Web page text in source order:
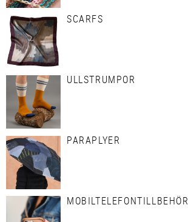
SCARFS
ULLSTRUMPOR
PARAPLYER
MOBILTELEFONTILLBEHÖR